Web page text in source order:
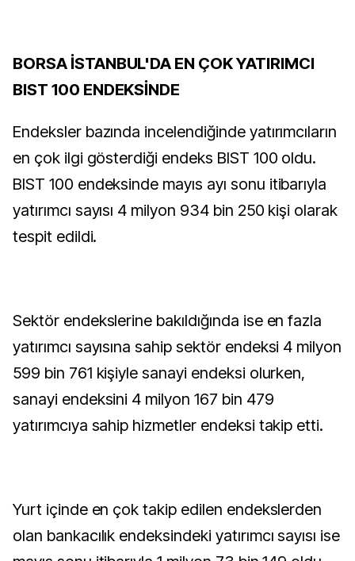
BORSA İSTANBUL'DA EN ÇOK YATIRIMCI
BIST 100 ENDEKSİNDE
Endeksler bazında incelendiğinde yatırımcıların
en çok ilgi gösterdiği endeks BIST 100 oldu.
BIST 100 endeksinde mayıs ayı sonu itibarıyla
yatırımcı sayısı 4 milyon 934 bin 250 kişi olarak
tespit edildi.
Sektör endekslerine bakıldığında ise en fazla
yatırımcı sayısına sahip sektör endeksi 4 milyon
599 bin 761 kişiyle sanayi endeksi olurken,
sanayi endeksini 4 milyon 167 bin 479
yatırımcıya sahip hizmetler endeksi takip etti.
Yurt içinde en çok takip edilen endekslerden
olan bankacılık endeksindeki yatırımcı sayısı ise